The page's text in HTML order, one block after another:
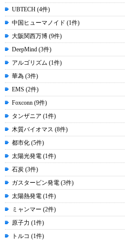
UBTECH (4件)
中国ヒューマノイド (1件)
大阪関西万博 (9件)
DeepMind (3件)
アルゴリズム (1件)
華為 (3件)
EMS (2件)
Foxconn (9件)
タンザニア (1件)
木質バイオマス (8件)
都市化 (5件)
太陽光発電 (1件)
石炭 (3件)
ガスタービン発電 (3件)
太陽熱発電 (1件)
ミャンマー (2件)
原子力 (1件)
トルコ (1件)